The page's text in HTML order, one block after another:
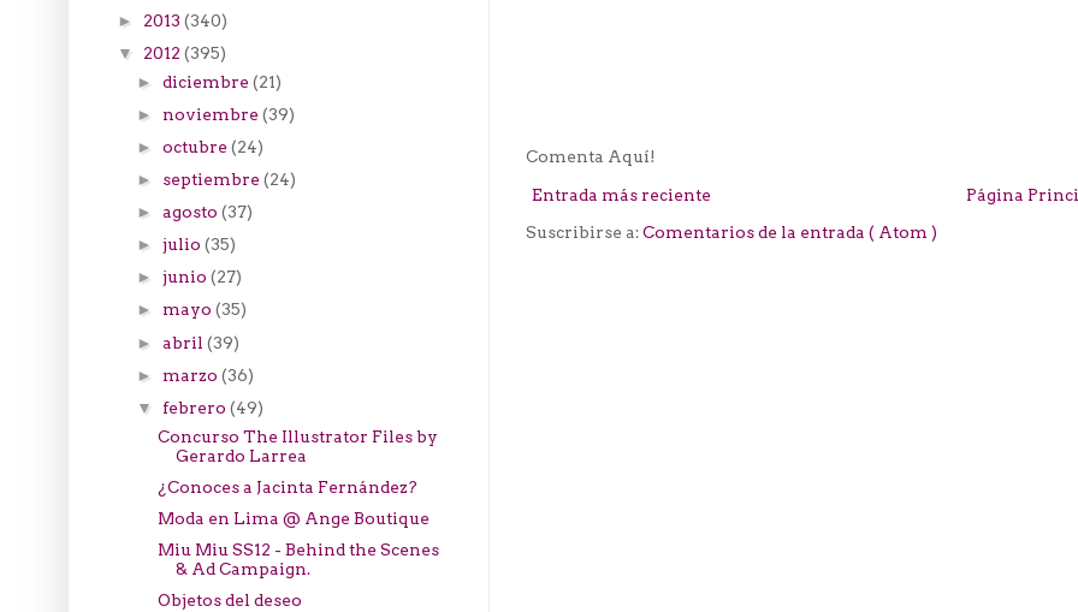
Comenta Aquí!
Entrada más reciente
Página
Suscribirse a:Comentarios de la entrada ( Atom )
► 2013 (340)
▼ 2012 (395)
►diciembre(21)
► noviembre(39)
►octubre(24)
► septiembre(24)
►agosto(37)
►julio(35)
►junio(27)
► mayo(35)
►abril(39)
► marzo(36)
▼febrero(49)
Concurso The Illustrator Files by
Gerardo Larrea
¿Conoces a Jacinta Fernández?
Moda en Lima @ Ange Boutique
Miu Miu SS12 - Behind the Scenes
& Ad Campaign.
Objetos del deseo